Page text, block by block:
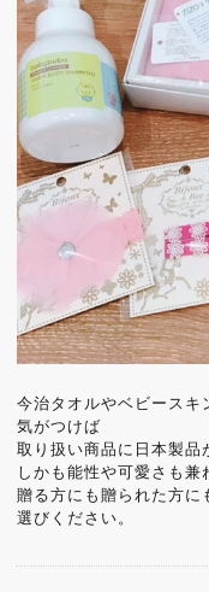
今治タオルやベビースキ
気がつけば
取り扱い商品に日本製品
しかも能性や可愛さも兼
贈る方にも贈られた方
選びください。